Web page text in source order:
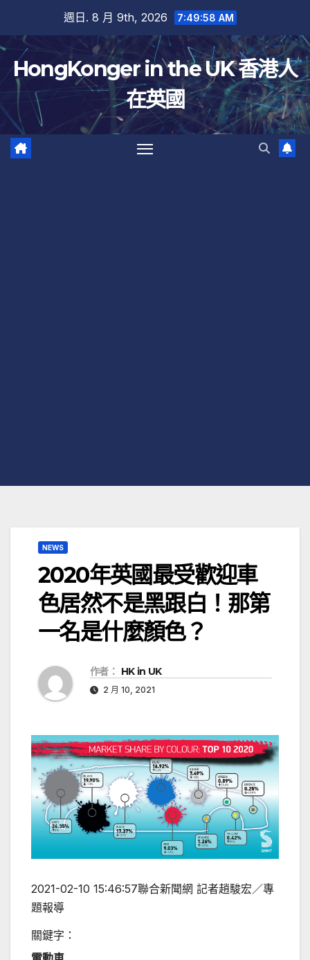
內
容
週日. 8 月 9th, 2026 7:49:59 AM
HongKonger in the UK 香港人
在英國
NEWS
2020年英國最受歡迎車
色居然不是黑跟白！那第
一名是什麼顏色？
作者： HK in UK
2 月 10, 2021
2021-02-10 15:46:57聯合新聞網 記者趙駿宏／專
題報導
關鍵字：